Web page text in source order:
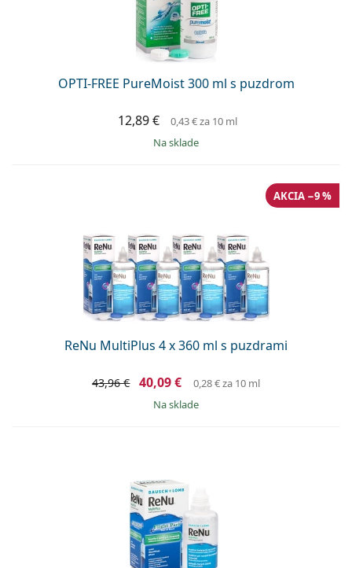
OPTI-FREE PureMoist 300 ml s puzdrom
12,89 € 0,43 €za 10 ml
na sklade
ReNu MultiPlus 4 x 360 ml s puzdrami
AKCIA −9 %
43,96 € 40,09 € 0,28 €za 10 ml
na sklade